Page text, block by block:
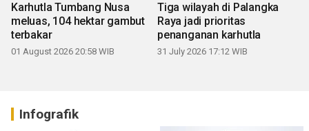
Karhutla Tumbang Nusa
meluas, 104 hektar gambut
terbakar
01 August 2026 20:58 WIB
Tiga wilayah di Palangka
Raya jadi prioritas
penanganan karhutla
31 July 2026 17:12 WIB
Infografik